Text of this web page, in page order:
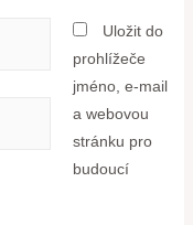
Uložit do
prohlížeče
jméno, e-mail
a webovou
stránku pro
budoucí